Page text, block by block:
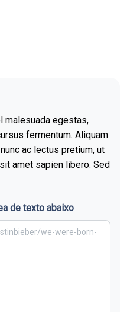
malesuada egestas,
fermentum. Aliquam
ac lectus pretium, ut
amet sapien libero. Sed
de texto abaixo